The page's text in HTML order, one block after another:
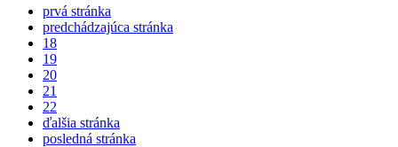
prvá stránka
predchádzajúca stránka
18
19
20
21
22
ďalšia stránka
posledná stránka